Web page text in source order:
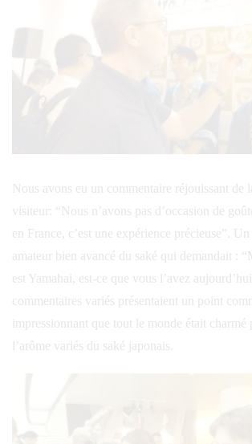
Nous avons eu un commentaire réjouissant de
visiteur: “Nous n’avons pas d’occasion de
en France, c’est une expérience précieuse”. Un
amateur bien avancé du saké qui demandait :
est Yamahai, est-ce que vous l’avez
commentaires variés présentaient un point
impressionnant que tout le monde était charmé
l’arôme variés du saké japonais.